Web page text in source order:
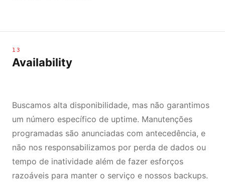
13
Availability
Buscamos alta disponibilidade, mas não garantimos
um número específico de uptime. Manutenções
programadas são anunciadas com antecedência, e
não nos responsabilizamos por perda de dados ou
tempo de inatividade além de fazer esforços
razoáveis para manter o serviço e nossos backups.